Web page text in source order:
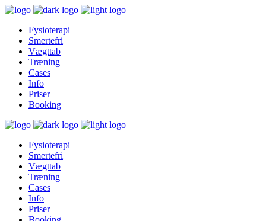
Fysioterapi
Smertefri
Vægttab
Træning
Cases
Info
Priser
Booking
Fysioterapi
Smertefri
Vægttab
Træning
Cases
Info
Priser